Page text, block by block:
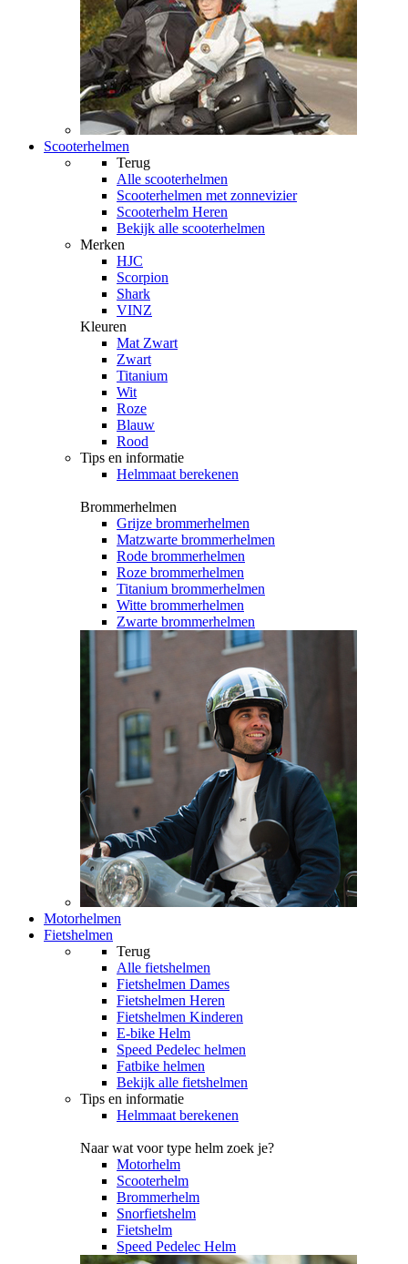
Scooterhelmen
Terug
Alle scooterhelmen
Scooterhelmen met zonnevizier
Scooterhelm Heren
Bekijk alle scooterhelmen
Merken
HJC
Scorpion
Shark
VINZ
Kleuren
Mat Zwart
Zwart
Titanium
Wit
Roze
Blauw
Rood
Tips en informatie
Helmmaat berekenen
Brommerhelmen
Grijze brommerhelmen
Matzwarte brommerhelmen
Rode brommerhelmen
Roze brommerhelmen
Titanium brommerhelmen
Witte brommerhelmen
Zwarte brommerhelmen
Motorhelmen
Fietshelmen
Terug
Alle fietshelmen
Fietshelmen Dames
Fietshelmen Heren
Fietshelmen Kinderen
E-bike Helm
Speed Pedelec helmen
Fatbike helmen
Bekijk alle fietshelmen
Tips en informatie
Helmmaat berekenen
Naar wat voor type helm zoek je?
Motorhelm
Scooterhelm
Brommerhelm
Snorfietshelm
Fietshelm
Speed Pedelec Helm